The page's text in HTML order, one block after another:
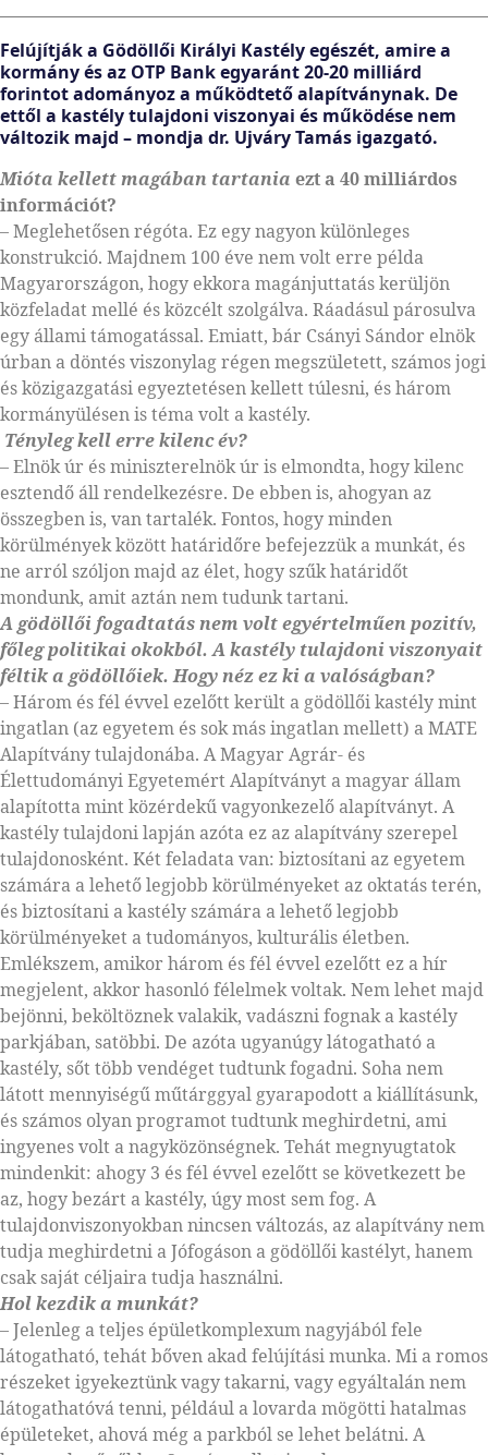
Felújítják a Gödöllői Királyi Kastély egészét, amire a
kormány és az OTP Bank egyaránt 20-20 milliárd
forintot adományoz a működtető alapítványnak. De
ettől a kastély tulajdoni viszonyai és működése nem
változik majd – mondja dr. Ujváry Tamás igazgató.
Mióta kellett magában tartania ezt a 40 milliárdos
információt?
– Meglehetősen régóta. Ez egy nagyon különleges
konstrukció. Majdnem 100 éve nem volt erre példa
Magyarországon, hogy ekkora magánjuttatás kerüljön
közfeladat mellé és közcélt szolgálva. Ráadásul párosulva
egy állami támogatással. Emiatt, bár Csányi Sándor elnök
úrban a döntés viszonylag régen megszületett, számos jogi
és közigazgatási egyeztetésen kellett túlesni, és három
kormányülésen is téma volt a kastély.
Tényleg kell erre kilenc év?
– Elnök úr és miniszterelnök úr is elmondta, hogy kilenc
esztendő áll rendelkezésre. De ebben is, ahogyan az
összegben is, van tartalék. Fontos, hogy minden
körülmények között határidőre befejezzük a munkát, és
ne arról szóljon majd az élet, hogy szűk határidőt
mondunk, amit aztán nem tudunk tartani.
A gödöllői fogadtatás nem voltegyértelműen pozitív,
főleg politikai okokból. A kastély tulajdoni viszonyait
féltik a gödöllőiek. Hogynéz ez ki a valóságban?
– Három és fél évvel ezelőtt került a gödöllői kastély mint
ingatlan (az egyetem és sok más ingatlan mellett) a MATE
Alapítvány tulajdonába. A Magyar Agrár- és
Élettudományi Egyetemért Alapítványt a magyar állam
alapította mint közérdekű vagyonkezelő alapítványt. A
kastély tulajdoni lapján azóta ez az alapítvány szerepel
tulajdonosként. Két feladata van: biztosítani az egyetem
számára a lehető legjobb körülményeket az oktatás terén,
és biztosítani a kastély számára a lehető legjobb
körülményeket a tudományos, kulturális életben.
Emlékszem, amikor három és fél évvel ezelőtt ez a hír
megjelent, akkor hasonló félelmek voltak. Nem lehet majd
bejönni, beköltöznek valakik, vadászni fognak a kastély
parkjában, satöbbi. De azóta ugyanúgy látogatható a
kastély, sőt több vendéget tudtunk fogadni. Soha nem
látott mennyiségű műtárggyal gyarapodott a kiállításunk,
és számos olyan programot tudtunk meghirdetni, ami
ingyenes volt a nagyközönségnek. Tehát megnyugtatok
mindenkit: ahogy 3 és fél évvel ezelőtt se következett be
az, hogy bezárt a kastély, úgy most sem fog. A
tulajdonviszonyokban nincsen változás, az alapítvány nem
tudja meghirdetni a Jófogáson a gödöllői kastélyt, hanem
csak saját céljaira tudja használni.
Hol kezdik a munkát?
– Jelenleg a teljes épületkomplexum nagyjából fele
látogatható, tehát bőven akad felújítási munka. Mi a romos
részeket igyekeztünk vagy takarni, vagy egyáltalán nem
látogathatóvá tenni, például a lovarda mögötti hatalmas
épületeket, ahová még a parkból se lehet belátni. A